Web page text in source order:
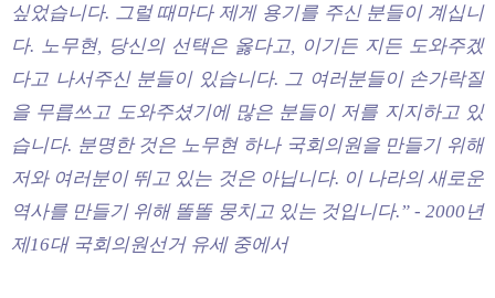
싶었습니다. 그럴 때마다 제게 용기를 주신 분들이 계십니
다. 노무현, 당신의 선택은 옳다고, 이기든 지든 도와주겠
다고 나서주신 분들이 있습니다. 그 여러분들이 손가락질
을 무릅쓰고 도와주셨기에 많은 분들이 저를 지지하고 있
습니다. 분명한 것은 노무현 하나 국회의원을 만들기 위해
저와 여러분이 뛰고 있는 것은 아닙니다. 이 나라의 새로운
역사를 만들기 위해 똘똘 뭉치고 있는 것입니다.” - 2000년
제16대 국회의원선거 유세 중에서